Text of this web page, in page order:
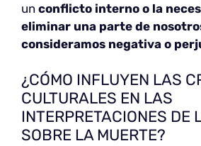
un conflicto interno o la
eliminar una parte de
consideramos negativa o
¿CÓMO INFLUYEN LAS
CULTURALES EN LAS
INTERPRETACIONES DE
SOBRE LA MUERTE?